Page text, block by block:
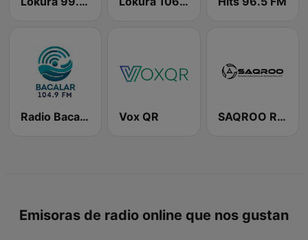
Radio Bacalar Vox QR SAQROO Radio
Emisoras de radio online que nos gustan